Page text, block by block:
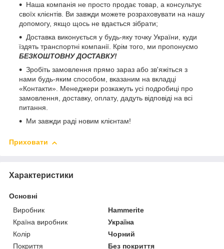
Наша компанія не просто продає товар, а консультує
своїх клієнтів. Ви завжди можете розраховувати на нашу
допомогу, якщо щось не вдається зібрати;
Доставка виконується у будь-яку точку України, куди
їздять транспортні компанії. Крім того, ми пропонуємо
БЕЗКОШТОВНУ ДОСТАВКУ!
Зробіть замовлення прямо зараз або зв'яжіться з
нами будь-яким способом, вказаним на вкладці
«Контакти». Менеджери розкажуть усі подробиці про
замовлення, доставку, оплату, дадуть відповіді на всі
питання.
Ми завжди раді новим клієнтам!
Приховати
Характеристики
Основні
Виробник
Нammerite
Країна виробник
Україна
Колір
Чорний
Покриття
Без покриття